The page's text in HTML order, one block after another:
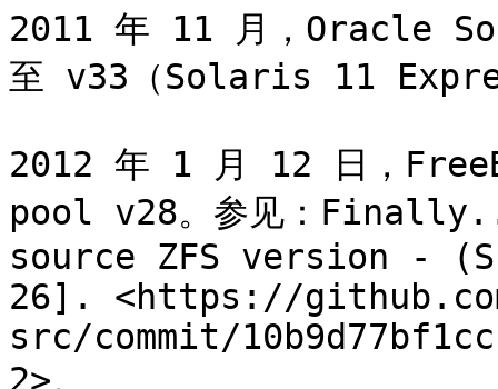
2011 年 11 月，Oracle
至 v33（Solaris 11
2012 年 1 月 12 日，
pool v28。参见：
source ZFS version -
26]. <https://
src/commit/
2>。